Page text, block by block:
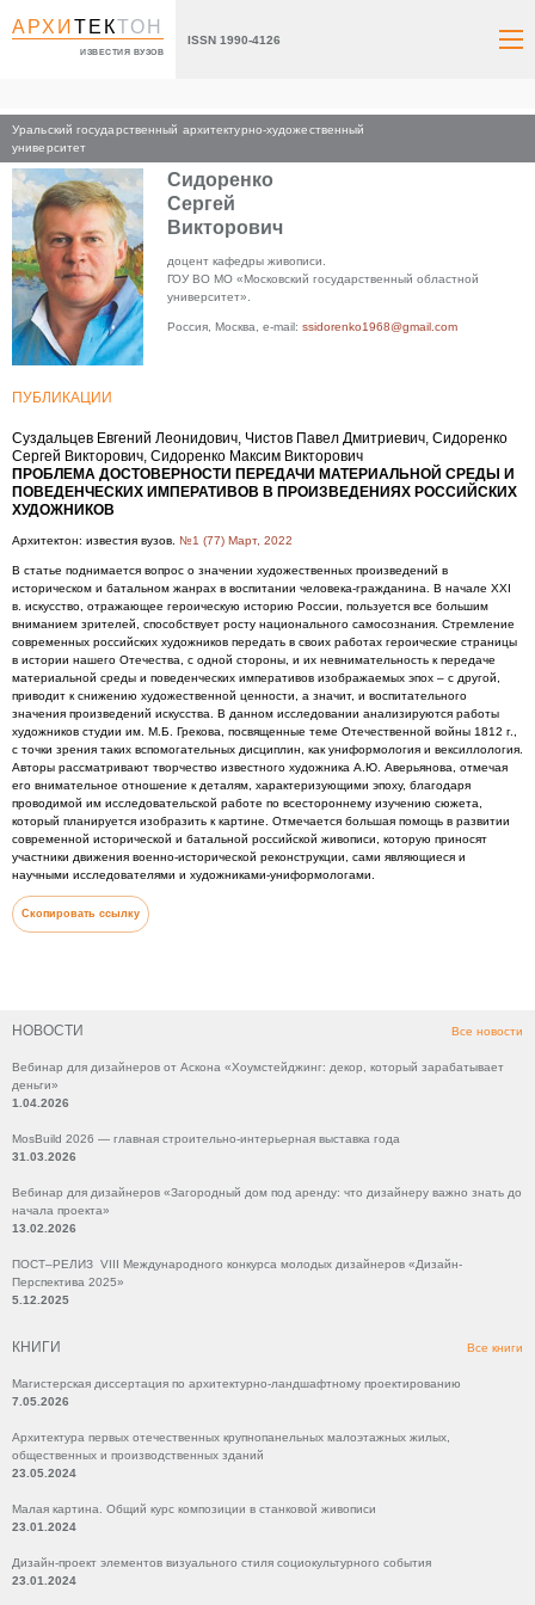
АРХИТЕКТОН
ИЗВЕСТИЯ ВУЗОВ
ISSN 1990-4126
Уральский государственный архитектурно-художественный
университет
НОВОСТИ Все новости
Вебинар для дизайнеров от Аскона «Хоумстейджинг: декор, который зарабатывает
деньги»
1.04.2026
MosBuild 2026 — главная строительно-интерьерная выставка года
31.03.2026
Вебинар для дизайнеров «Загородный дом под аренду: что дизайнеру важно знать до
начала проекта»
13.02.2026
ПОСТ–РЕЛИЗ VIII Международного конкурса молодых дизайнеров «Дизайн-
Перспектива 2025»
5.12.2025
КНИГИ Все книги
Магистерская диссертация по архитектурно-ландшафтному проектированию
7.05.2026
Архитектура первых отечественных крупнопанельных малоэтажных жилых,
общественных и производственных зданий
23.05.2024
Малая картина. Общий курс композиции в станковой живописи
23.01.2024
Дизайн-проект элементов визуального стиля социокультурного события
23.01.2024
Главная
Сидоренко
Сергей
Викторович
доцент кафедры живописи.
ГОУ ВО МО «Московский государственный областной
университет».
Россия, Москва, e-mail: ssidorenko1968@gmail.com
ПУБЛИКАЦИИ
Суздальцев Евгений Леонидович, Чистов Павел Дмитриевич, Сидоренко
Сергей Викторович, Сидоренко Максим Викторович
ПРОБЛЕМА ДОСТОВЕРНОСТИ ПЕРЕДАЧИ МАТЕРИАЛЬНОЙ СРЕДЫ И
ПОВЕДЕНЧЕСКИХ ИМПЕРАТИВОВ В ПРОИЗВЕДЕНИЯХ РОССИЙСКИХ
ХУДОЖНИКОВ
Архитектон: известия вузов. №1 (77) Март, 2022
В статье поднимается вопрос о значении художественных произведений в
историческом и батальном жанрах в воспитании человека-гражданина. В начале ХХI
в. искусство, отражающее героическую историю России, пользуется все большим
вниманием зрителей, способствует росту национального самосознания. Стремление
современных российских художников передать в своих работах героические страницы
в истории нашего Отечества, с одной стороны, и их невнимательность к передаче
материальной среды и поведенческих императивов изображаемых эпох – с другой,
приводит к снижению художественной ценности, а значит, и воспитательного
значения произведений искусства. В данном исследовании анализируются работы
художников студии им. М.Б. Грекова, посвященные теме Отечественной войны 1812 г.,
с точки зрения таких вспомогательных дисциплин, как униформология и вексиллология.
Авторы рассматривают творчество известного художника А.Ю. Аверьянова, отмечая
его внимательное отношение к деталям, характеризующими эпоху, благодаря
проводимой им исследовательской работе по всестороннему изучению сюжета,
который планируется изобразить к картине. Отмечается большая помощь в развитии
современной исторической и батальной российской живописи, которую приносят
участники движения военно-исторической реконструкции, сами являющиеся и
научными исследователями и художниками-униформологами.
Скопировать ссылку